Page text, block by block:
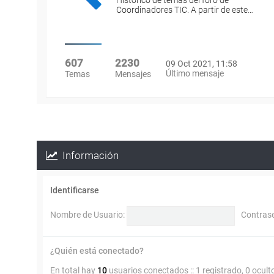
Coordinadores TIC. A partir de este…
607
Temas
2230
Mensajes
09 Oct 2021, 11:58
Último mensaje
Información
Identificarse
Nombre de Usuario:
¿Quién está conectado?
En total hay 10 usuarios conectados :: 1 registrado, 0